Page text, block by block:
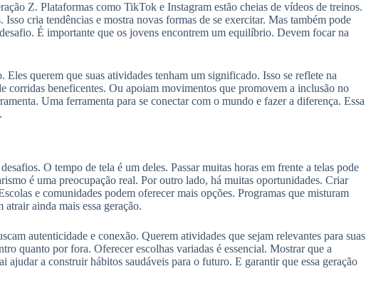
Z. Plataformas como TikTok e Instagram estão cheias de vídeos de treinos.
cria tendências e mostra novas formas de se exercitar. Mas também pode
É importante que os jovens encontrem um equilíbrio. Devem focar na
querem que suas atividades tenham um significado. Isso se reflete na
corridas beneficentes. Ou apoiam movimentos que promovem a inclusão no
Uma ferramenta para se conectar com o mundo e fazer a diferença. Essa
O tempo de tela é um deles. Passar muitas horas em frente a telas pode
é uma preocupação real. Por outro lado, há muitas oportunidades. Criar
e comunidades podem oferecer mais opções. Programas que misturam
ainda mais essa geração.
autenticidade e conexão. Querem atividades que sejam relevantes para suas
quanto por fora. Oferecer escolhas variadas é essencial. Mostrar que a
a construir hábitos saudáveis para o futuro. E garantir que essa geração